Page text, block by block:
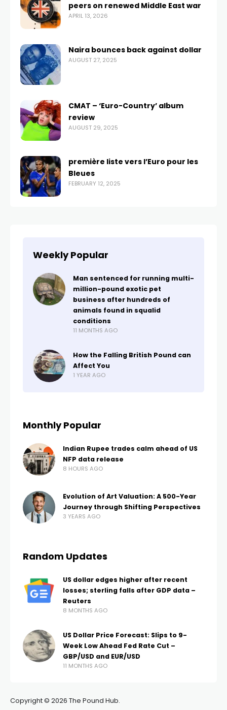
peers on renewed Middle East war
APRIL 13, 2026
Naira bounces back against dollar
AUGUST 27, 2025
CMAT – ‘Euro-Country’ album
review
AUGUST 29, 2025
première liste vers l’Euro pour les
Bleues
FEBRUARY 12, 2025
Weekly Popular
Man sentenced for running multi-
million-pound exotic pet
business after hundreds of
animals found in squalid
conditions
11 MONTHS AGO
How the Falling British Pound can
Affect You
1 YEAR AGO
Monthly Popular
Indian Rupee trades calm ahead of US
NFP data release
8 HOURS AGO
Evolution of Art Valuation: A 500-Year
Journey through Shifting Perspectives
3 YEARS AGO
Random Updates
US dollar edges higher after recent
losses; sterling falls after GDP data –
Reuters
8 MONTHS AGO
US Dollar Price Forecast: Slips to 9-
Week Low Ahead Fed Rate Cut –
GBP/USD and EUR/USD
11 MONTHS AGO
Copyright © 2026 The Pound Hub.